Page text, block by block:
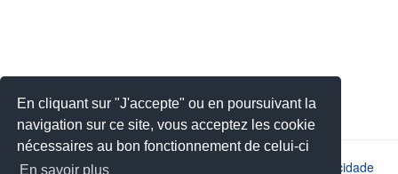
En cliquant sur "J'accepte" ou en poursuivant la
navigation sur ce site, vous acceptez les cookie
nécessaires au bon fonctionnement de celui-ci
En savoir plus
2026 © JSYS |Contato Política de privacidade